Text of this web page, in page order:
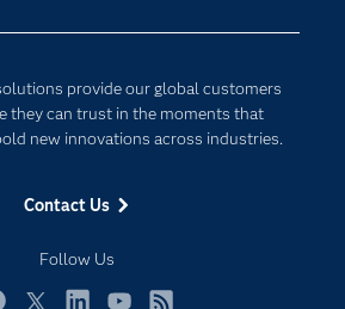
provide our global customers
they can trust in the moments that
new innovations across industries.
Contact Us
Follow Us
For Educators
Events
Newsroom
Products
Transformation